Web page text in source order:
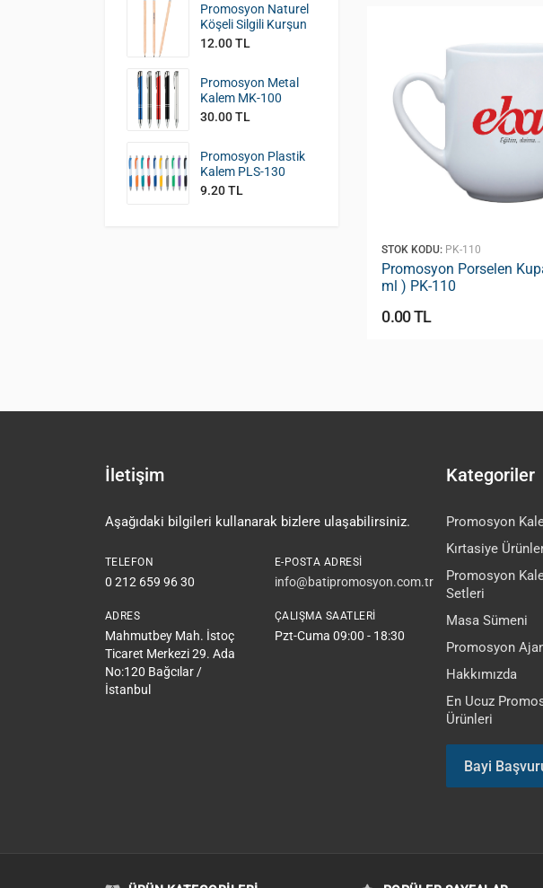
Promosyon Naturel
Köşeli Silgili Kurşun
Kalem KK-390
12.00 TL
Promosyon Metal
Kalem MK-100
30.00 TL
Promosyon Plastik
Kalem PLS-130
9.20 TL
STOK KODU: PK-110
Promosyon Porselen
ml ) PK-110
0.00 TL
İletişim
Aşağıdaki bilgileri kullanarak bizlere ulaşabilirsiniz.
TELEFON
0 212 659 96 30
E-POSTA ADRESI
info@batipromosyon.com.tr
ADRES
Mahmutbey Mah. İstoç
Ticaret Merkezi 29. Ada
No:120 Bağcılar /
İstanbul
ÇALIŞMA SAATLERI
Pzt-Cuma 09:00 - 18:30
Kategoriler
Promosyon
Kırtasiye
Promosyon
Setleri
Masa Sümeni
Promosyon
Hakkımızda
En Ucuz
Ürünleri
Bayi